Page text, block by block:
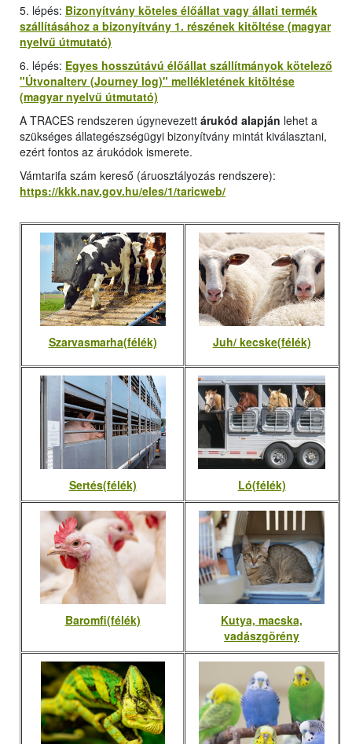
5. lépés: Bizonyítvány köteles élőállat vagy állati termék
szállításához a bizonyítvány 1. részének kitöltése (magyar
nyelvű útmutató)
6. lépés: Egyes hosszútávú élőállat szállítmányok kötelező
"Útvonalterv (Journey log)" mellékletének kitöltése
(magyar nyelvű útmutató)
A TRACES rendszeren úgynevezett árukód alapján lehet a
szükséges állategészségügyi bizonyítvány mintát kiválasztani,
ezért fontos az árukódok ismerete.
Vámtarifa szám kereső (áruosztályozás rendszere):
https://kkk.nav.gov.hu/eles/1/taricweb/
Szarvasmarha(félék) Juh/ kecske(félék)
Sertés(félék) Ló(félék)
Baromfi(félék)
Kutya, macska,
vadászgörény